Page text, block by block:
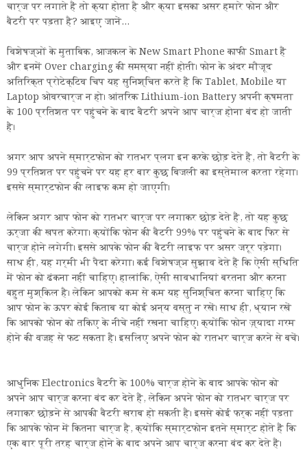
चार्ज पर लगाते हैं तो क्या होता है और क्या इसका असर हमारे फोन और
बैटरी पर पड़ता है? आइए जानें...
विशेषज्ञों के मुताबिक, आजकल के New Smart Phone काफी Smart हैं
और इनमें Over charging की समस्या नहीं होती। फोन के अंदर मौजूद
अतिरिक्त प्रोटेक्टिव चिप यह सुनिश्चित करते हैं कि Tablet, Mobile या
Laptop ओवरचार्ज न हो। आंतरिक Lithium-ion Battery अपनी क्षमता
के 100 प्रतिशत पर पहुंचने के बाद बैटरी अपने आप चार्ज होना बंद हो जाती
है।
अगर आप अपने स्मार्टफोन को रातभर प्लग इन करके छोड़ देते हैं, तो बैटरी के
99 प्रतिशत पर पहुंचने पर यह हर बार कुछ बिजली का इस्तेमाल करता रहेगा।
इससे स्मार्टफोन की लाइफ कम हो जाएगी।
लेकिन अगर आप फोन को रातभर चार्ज पर लगाकर छोड़ देते हैं, तो यह कुछ
ऊर्जा की खपत करेगा। क्योंकि फोन की बैटरी 99% पर पहुंचने के बाद फिर से
चार्ज होने लगेगी। इससे आपके फोन की बैटरी लाइफ पर असर जरूर पड़ेगा।
साथ ही, यह गर्मी भी पैदा करेगा। कई विशेषज्ञ सुझाव देते हैं कि ऐसी स्थिति
में फोन को ढंकना नहीं चाहिए। हालांकि, ऐसी सावधानियां बरतना और करना
बहुत मुश्किल है। लेकिन आपको कम से कम यह सुनिश्चित करना चाहिए कि
आप फोन के ऊपर कोई किताब या कोई अन्य वस्तु न रखें। साथ ही, ध्यान रखें
कि आपको फोन को तकिए के नीचे नहीं रखना चाहिए। क्योंकि फोन ज़्यादा गरम
होने की वजह से फट सकता है। इसलिए अपने फोन को रातभर चार्ज करने से बचें।
आधुनिक Electronics बैटरी के 100% चार्ज होने के बाद आपके फोन को
अपने आप चार्ज करना बंद कर देते हैं, लेकिन अपने फोन को रातभर चार्ज पर
लगाकर छोड़ने से आपकी बैटरी खराब हो सकती है। इससे कोई फर्क नहीं पड़ता
कि आपके फोन में कितना चार्ज है, क्योंकि स्मार्टफोन इतने स्मार्ट होते हैं कि
एक बार पूरी तरह चार्ज होने के बाद अपने आप चार्ज करना बंद कर देते हैं।